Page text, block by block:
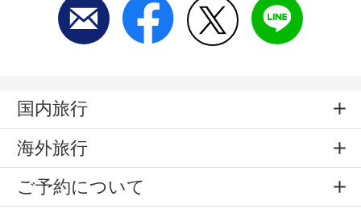
国内旅行
海外旅行
ご予約について